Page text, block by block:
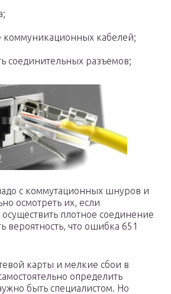
кабелей;
соединительных разъемов;
с коммутационных шнуров и
осмотреть их, если
плотное соединение
вероятность, что ошибка 651
карты и мелкие сбои в
определить
быть специалистом. Но